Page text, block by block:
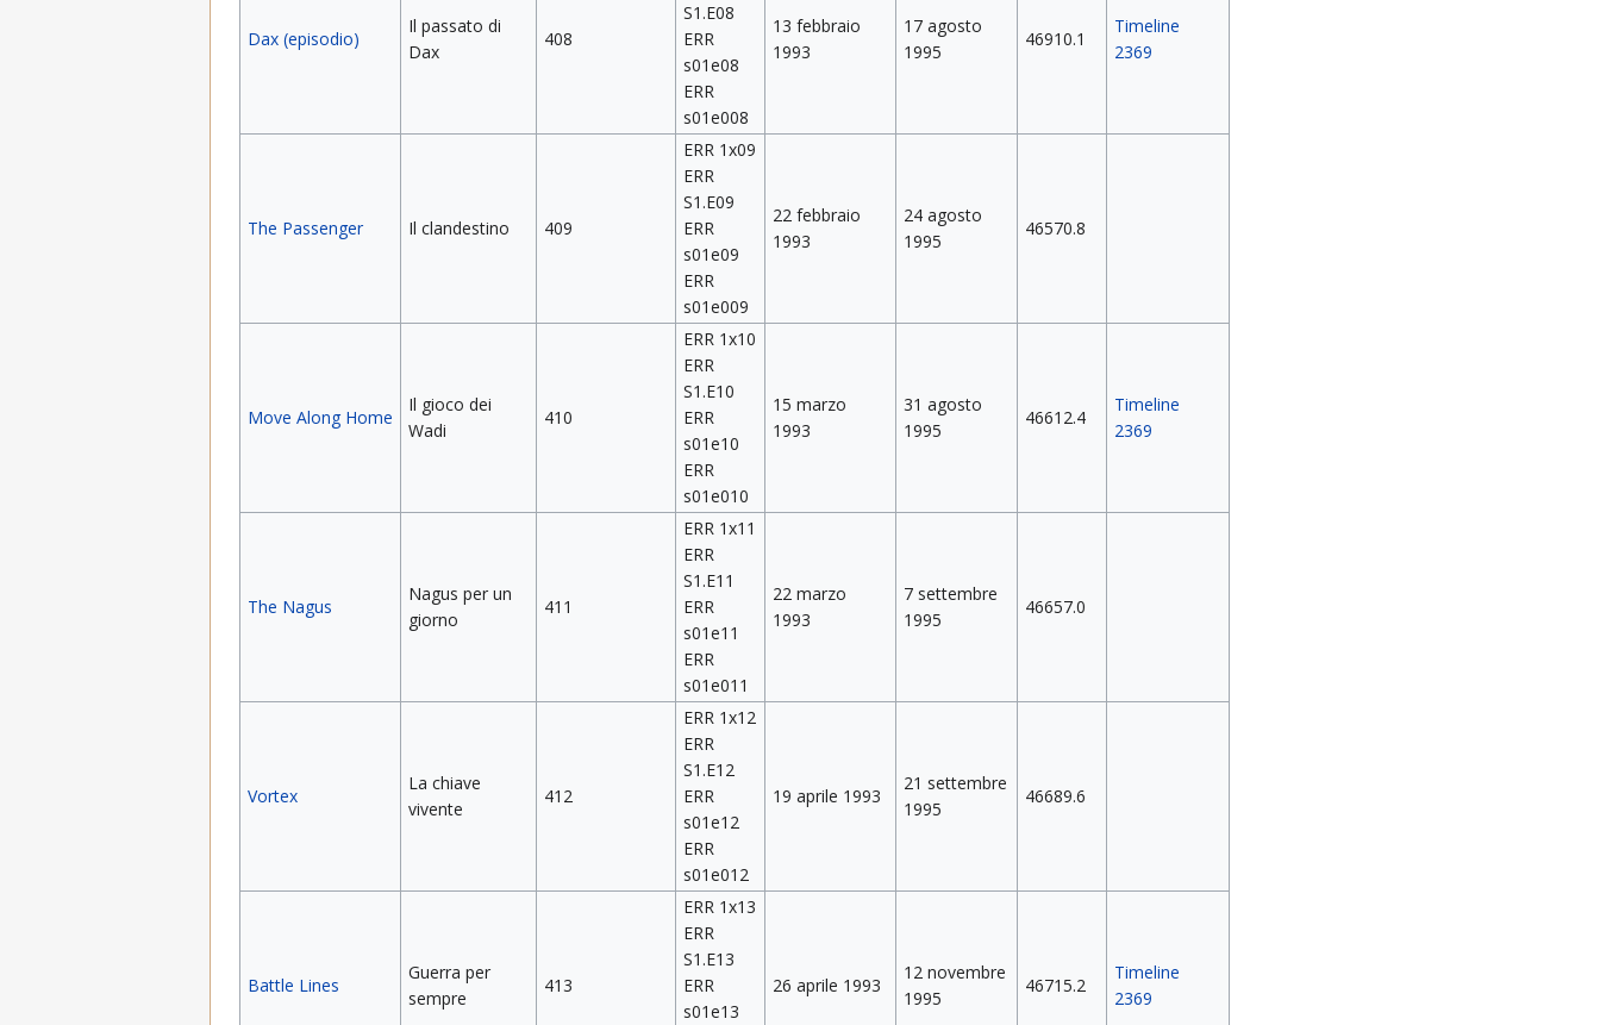
Dax (episodio)
Il passato di
Dax
408
S1.E08
ERR
s01e08
ERR
s01e008
13 febbraio
1993
17 agosto
1995
46910.1
Timeline
2369
The Passenger Il clandestino 409
ERR 1x09
ERR
S1.E09
ERR
s01e09
ERR
s01e009
22 febbraio
1993
24 agosto
1995
46570.8
Move Along Home
Il gioco dei
Wadi
410
ERR 1x10
ERR
S1.E10
ERR
s01e10
ERR
s01e010
15 marzo
1993
31 agosto
1995
46612.4
Timeline
2369
The Nagus
Nagus per un
giorno
411
ERR 1x11
ERR
S1.E11
ERR
s01e11
ERR
s01e011
22 marzo
1993
7 settembre
1995
46657.0
Vortex
La chiave
vivente
412
ERR 1x12
ERR
S1.E12
ERR
s01e12
ERR
s01e012
19 aprile 1993
21 settembre
1995
46689.6
Battle Lines
Guerra per
sempre
413
ERR 1x13
ERR
S1.E13
ERR
s01e13
26 aprile 1993
12 novembre
1995
46715.2
Timeline
2369